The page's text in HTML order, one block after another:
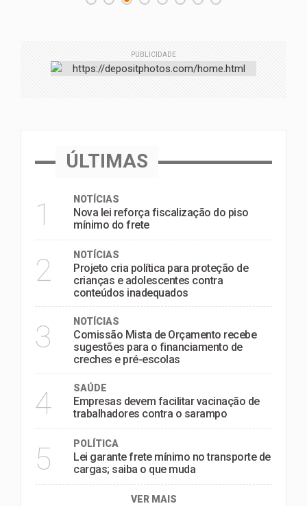
PUBLICIDADE
ÚLTIMAS
1 NOTÍCIAS
Nova lei reforça fiscalização do piso
mínimo do frete
2 NOTÍCIAS
Projeto cria política para proteção de
crianças e adolescentes contra
conteúdos inadequados
3 NOTÍCIAS
Comissão Mista de Orçamento recebe
sugestões para o financiamento de
creches e pré-escolas
4 SAÚDE
Empresas devem facilitar vacinação de
trabalhadores contra o sarampo
5 POLÍTICA
Lei garante frete mínimo no transporte de
cargas; saiba o que muda
VER MAIS